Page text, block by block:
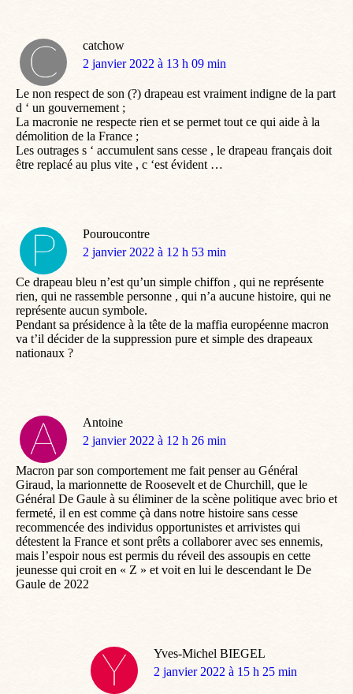
catchow
dit
2 janvier 2022 à 13 h 09 min
Le non respect de son (?) drapeau est vraiment indigne de la part
d ‘ un gouvernement ;
La macronie ne respecte rien et se permet tout ce qui aide à la
démolition de la France ;
Les outrages s ‘ accumulent sans cesse , le drapeau français doit
être replacé au plus vite , c ‘est évident …
Pouroucontre
dit
2 janvier 2022 à 12 h 53 min
Ce drapeau bleu n’est qu’un simple chiffon , qui ne représente
rien, qui ne rassemble personne , qui n’a aucune histoire, qui ne
représente aucun symbole.
Pendant sa présidence à la tête de la maffia européenne macron
va t’il décider de la suppression pure et simple des drapeaux
nationaux ?
Antoine
dit
2 janvier 2022 à 12 h 26 min
Macron par son comportement me fait penser au Général
Giraud, la marionnette de Roosevelt et de Churchill, que le
Général De Gaule à su éliminer de la scène politique avec brio et
fermeté, il en est comme çà dans notre histoire sans cesse
recommencée des individus opportunistes et arrivistes qui
détestent la France et sont prêts a collaborer avec ses ennemis,
mais l’espoir nous est permis du réveil des assoupis en cette
jeunesse qui croit en « Z » et voit en lui le descendant le De
Gaule de 2022
Yves-Michel BIEGEL
dit
2 janvier 2022 à 15 h 25 min